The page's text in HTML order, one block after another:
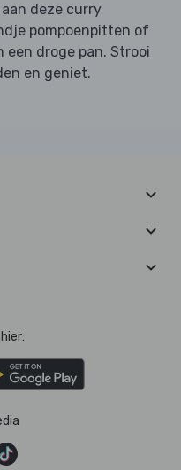
deze curry
pompoenpitten of
droge pan. Strooi
en geniet.